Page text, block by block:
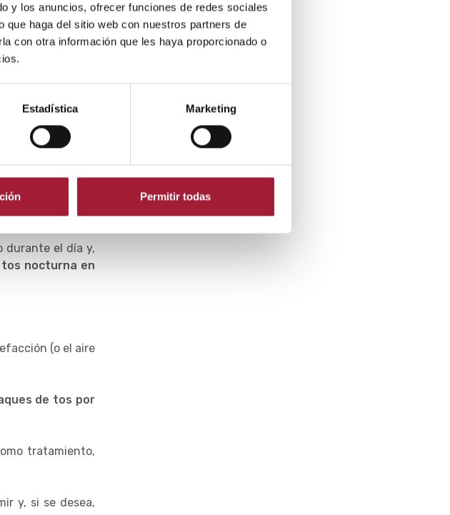
y los anuncios, ofrecer funciones de redes sociales
haga del sitio web con nuestros partners de
con otra información que les haya proporcionado o
Estadística Marketing
Permitir todas
puede dormir,
inclinación o en
deberán
posición entre
cojines, ya que
cunas o
en estos casos.
durante el día y,
nocturna en
(o el aire
de tos por
tratamiento,
y, si se desea,